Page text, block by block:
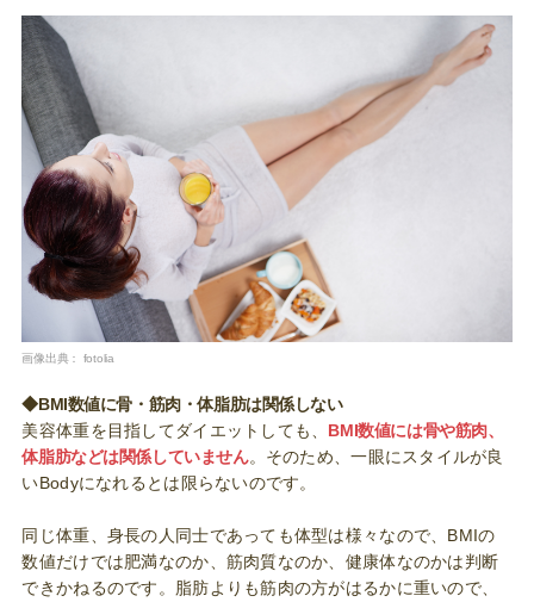
画像出典： fotolia
◆BMI数値に骨・筋肉・体脂肪は関係しない
美容体重を目指してダイエットしても、 BMI数値には骨や筋肉、
体脂肪などは関係していません。そのため、一眼にスタイルが良
いBodyになれるとは限らないのです。
同じ体重、身長の人同士であっても体型は様々なので、BMIの
数値だけでは肥満なのか、筋肉質なのか、健康体なのかは判断
できかねるのです。脂肪よりも筋肉の方がはるかに重いので、